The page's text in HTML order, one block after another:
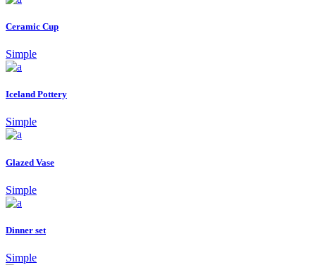
Ceramic Cup
Simple
Iceland Pottery
Simple
Glazed Vase
Simple
Dinner set
Simple